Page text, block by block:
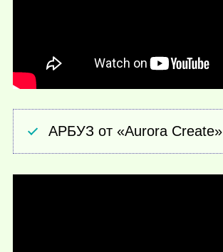
АРБУЗ от «Aurora Create»